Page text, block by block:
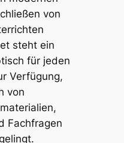
von
steht ein
für jeden
Verfügung,
von
Fachfragen